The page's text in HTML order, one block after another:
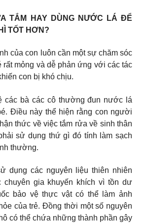
TẮM HAY DÙNG NƯỚC LÁ ĐỂ
TỐT HƠN?
của con luôn cần một sự chăm sóc
rất mỏng và dễ phản ứng với các tác
con bị khó chịu.
các bà các cô thường đun nước lá
Điều này thể hiện rằng con người
thức về việc tắm rửa về sinh thân
sử dụng thứ gì đó tính làm sạch
thường.
dụng các nguyên liệu thiên nhiên
chuyên gia khuyến khích vì tồn dư
bảo vệ thực vật có thể làm ảnh
của trẻ. Đồng thời một số nguyên
có thể chứa những thành phần gây